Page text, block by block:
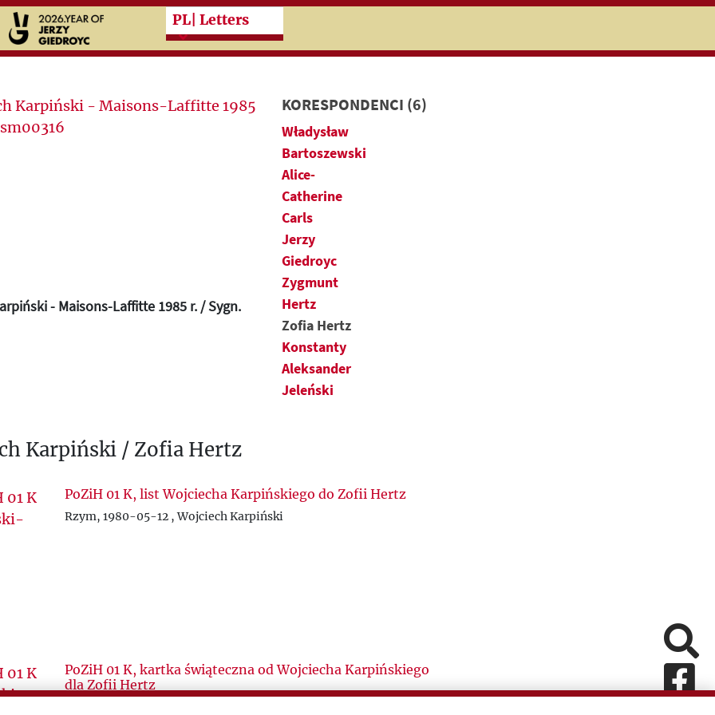
Przeskocz do treści zasadniczej
PL | Letters
- Maisons-Laffitte 1985 r. / Sygn.
KORESPONDENCI (6)
Władysław
Bartoszewski
Alice-
Catherine
Carls
Jerzy
Giedroyc
Zygmunt
Hertz
Zofia Hertz
Konstanty
Aleksander
Jeleński
Karpiński / Zofia Hertz
PoZiH 01 K, list Wojciecha Karpińskiego do Zofii Hertz
Rzym, 1980-05-12 , Wojciech Karpiński
PoZiH 01 K, kartka świąteczna od Wojciecha Karpińskiego
dla Zofii Hertz